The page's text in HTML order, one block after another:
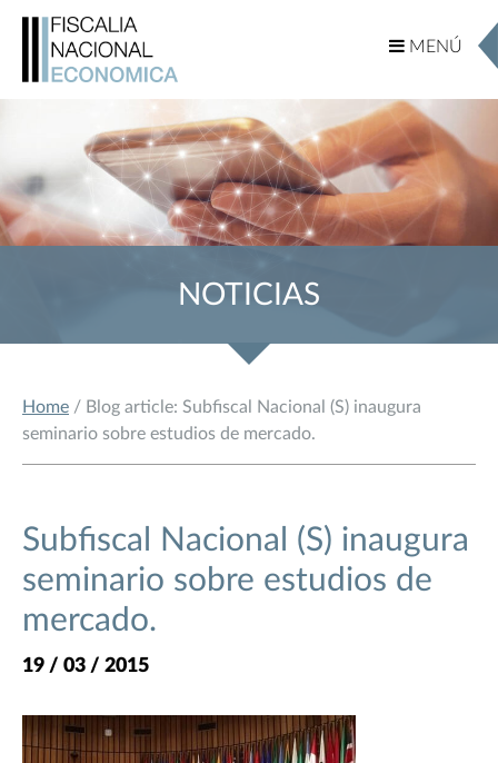
MENÚ
MENÚ
NOTICIAS
Home / Blog article: Subfiscal Nacional (S) inaugura
seminario sobre estudios de mercado.
Subfiscal Nacional (S) inaugura
seminario sobre estudios de
mercado.
19 / 03 / 2015